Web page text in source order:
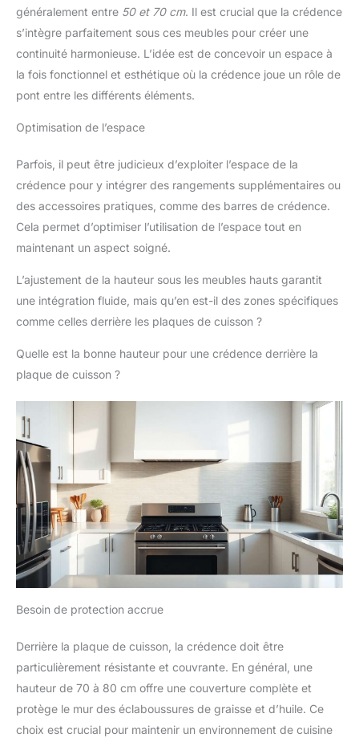
généralement entre 50 et 70 cm. Il est crucial que la crédence
s’intègre parfaitement sous ces meubles pour créer une
continuité harmonieuse. L’idée est de concevoir un espace à
la fois fonctionnel et esthétique où la crédence joue un rôle de
pont entre les différents éléments.
Optimisation de l’espace
Parfois, il peut être judicieux d’exploiter l’espace de la
crédence pour y intégrer des rangements supplémentaires ou
des accessoires pratiques, comme des barres de crédence.
Cela permet d’optimiser l’utilisation de l’espace tout en
maintenant un aspect soigné.
L’ajustement de la hauteur sous les meubles hauts garantit
une intégration fluide, mais qu’en est-il des zones spécifiques
comme celles derrière les plaques de cuisson ?
Quelle est la bonne hauteur pour une crédence derrière la
plaque de cuisson ?
Besoin de protection accrue
Derrière la plaque de cuisson, la crédence doit être
particulièrement résistante et couvrante. En général, une
hauteur de 70 à 80 cm offre une couverture complète et
protège le mur des éclaboussures de graisse et d’huile. Ce
choix est crucial pour maintenir un environnement de cuisine